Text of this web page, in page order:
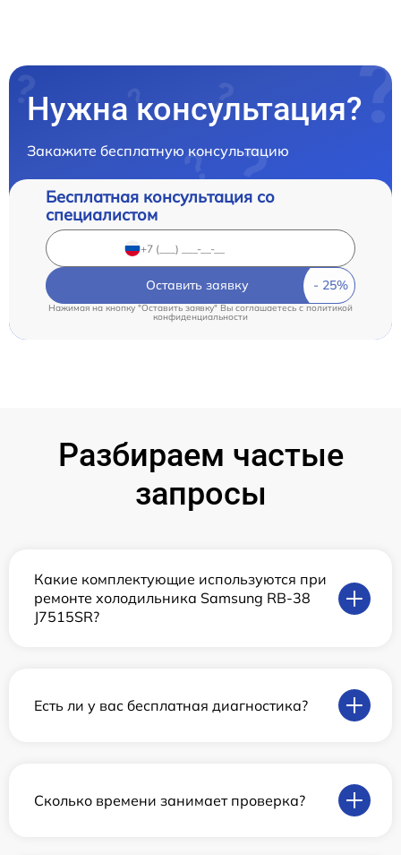
Нужна консультация?
Закажите бесплатную консультацию
Бесплатная консультация со
специалистом
Оставить заявку
Нажимая на кнопку "Оставить заявку" Вы соглашаетесь c политикой
конфиденциальности
Разбираем частые
запросы
Какие комплектующие используются при
ремонте холодильника Samsung RB-38
J7515SR?
Есть ли у вас бесплатная диагностика?
Сколько времени занимает проверка?